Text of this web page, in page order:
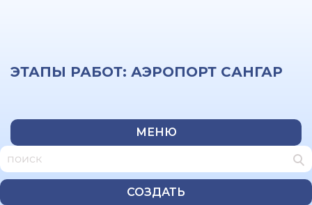
ЭТАПЫ РАБОТ: АЭРОПОРТ САНГАР
МЕНЮ
СОЗДАТЬ